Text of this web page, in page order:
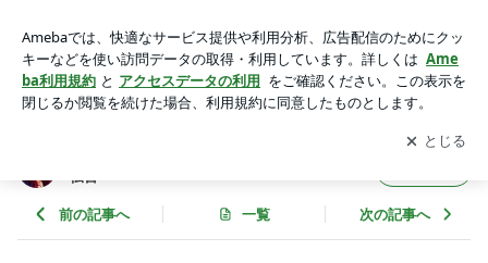
美術の楽しみ方＿ルーブルの魔女からの伝言
アプリをダウンロードして ブログの更新通知
を受け取りまし
ょう。
開く
伝言
前の記事へ 一覧 次の記事へ